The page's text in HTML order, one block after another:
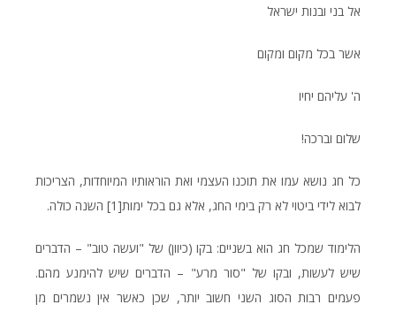
אל בני ובנות ישראל
אשר בכל מקום ומקום
ה' עליהם יחיו
שלום וברכה!
כל חג נושא עמו את תוכנו העצמי ואת הוראותיו המיוחדות, הצריכות
לבוא לידי ביטוי לא רק בימי החג, אלא גם בכל ימות[1] השנה כולה.
הלימוד שמכל חג הוא בשניים: בקו (כיוון) של "ועשה טוב" – הדברים
שיש לעשות, ובקו של "סור מרע" – הדברים שיש להימנע מהם.
פעמים רבות הסוג השני חשוב יותר, שכן כאשר אין נשמרים מן